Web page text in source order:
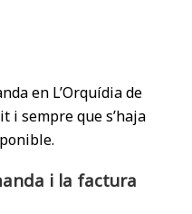
en L’Orquídia de
i sempre que s’haja
i la factura